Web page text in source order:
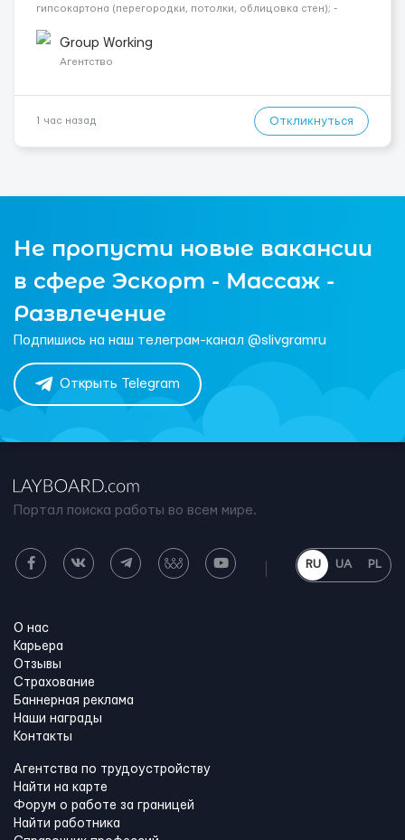
гипсокартона (перегородки, потолки, облицовка стен); -
малярных работ (шпатлевка, грунтовка, покраска); -
Штукатурные работы ...
Group Working
Агентство
1 час назад Откликнуться
Не пропусти новые вакансии
в сфере Эскорт - Массаж -
Развлечение
Подпишись на наш телеграм-канал @slivgramru
Открыть Telegram
Портал поиска работы во всем мире.
RU UA PL
О нас
Карьера
Отзывы
Страхование
Баннерная реклама
Наши награды
Контакты
Агентства по трудоустройству
Найти на карте
Форум о работе за границей
Найти работника